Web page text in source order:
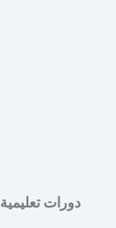
دورات تعليمية